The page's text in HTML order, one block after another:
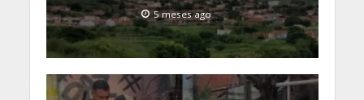
5 meses ago